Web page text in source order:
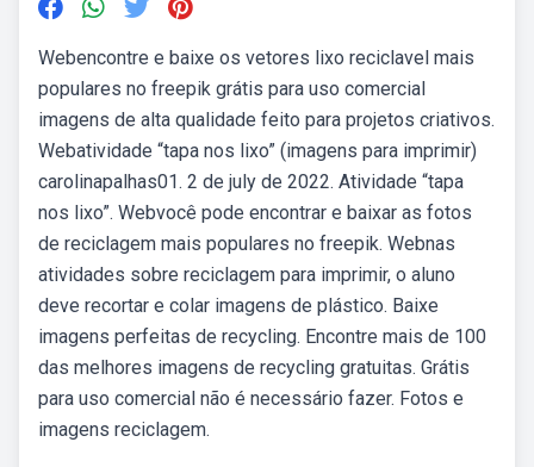
Webencontre e baixe os vetores lixo reciclavel mais
populares no freepik grátis para uso comercial
imagens de alta qualidade feito para projetos criativos.
Webatividade “tapa nos lixo” (imagens para imprimir)
carolinapalhas01. 2 de july de 2022. Atividade “tapa
nos lixo”. Webvocê pode encontrar e baixar as fotos
de reciclagem mais populares no freepik. Webnas
atividades sobre reciclagem para imprimir, o aluno
deve recortar e colar imagens de plástico. Baixe
imagens perfeitas de recycling. Encontre mais de 100
das melhores imagens de recycling gratuitas. Grátis
para uso comercial não é necessário fazer. Fotos e
imagens reciclagem.